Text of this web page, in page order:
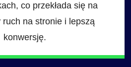
co przekłada się na
ruch na stronie i lepszą
konwersję.